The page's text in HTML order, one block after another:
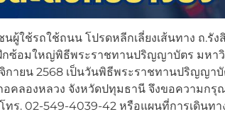
ใช้รถใช้ถนน โปรดหลีกเลี่ยงเส้นทาง ถ.รัง
กซ้อมใหญ่พิธีพระราชทานปริญญาบัตร มหา
กายน 2568 เป็นวันพิธีพระราชทานปริญญา
คลองหลวง จังหวัดปทุมธานี จึงขอความกรุ
ทร. 02-549-4039-42 หรือแผนที่การเดินทา